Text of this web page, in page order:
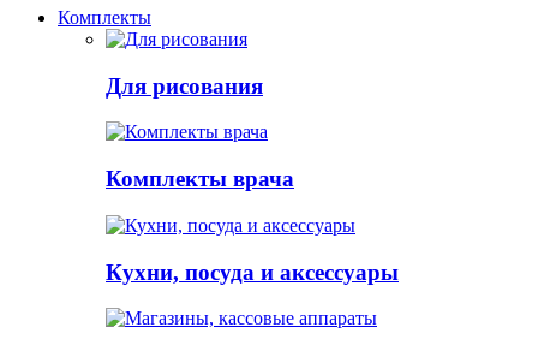
Комплекты
Для рисования
Комплекты врача
Кухни, посуда и аксессуары